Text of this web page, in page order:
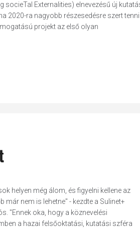
Externalities) elnevezésű új
2020-ra nagyobb részesedésre szert tenni
projekt az első olyan
helyen még álom, és figyelni kellene az
nem is lehetne" - kezdte a Sulinet+
"Ennek oka, hogy a köznevelési
a hazai felsőoktatási, kutatási szféra